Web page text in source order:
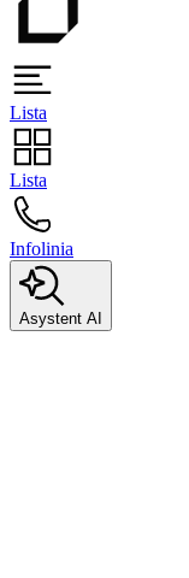
Lista
Lista
Infolinia
Asystent AI